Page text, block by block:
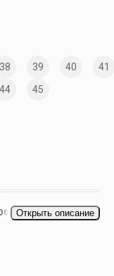
38 39 40
41
44 45
,Все бренды,
Открыть описание